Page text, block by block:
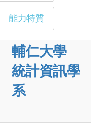
能力特質
輔仁大學
統計資訊學
系